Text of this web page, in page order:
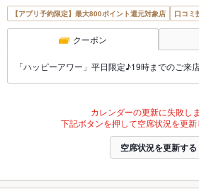
【アプリ予約限定】最大800ポイント還元対象店 口コミ
クーポン
「ハッピーアワー」平日限定♪19時までのご来
カレンダーの更新に失敗しま
下記ボタンを押して空席状況を更新
空席状況を更新する